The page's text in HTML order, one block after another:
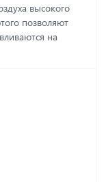
высокого
позволяют
на